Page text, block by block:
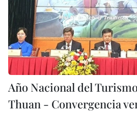
Año Nacional del
Thuan - Convergencia